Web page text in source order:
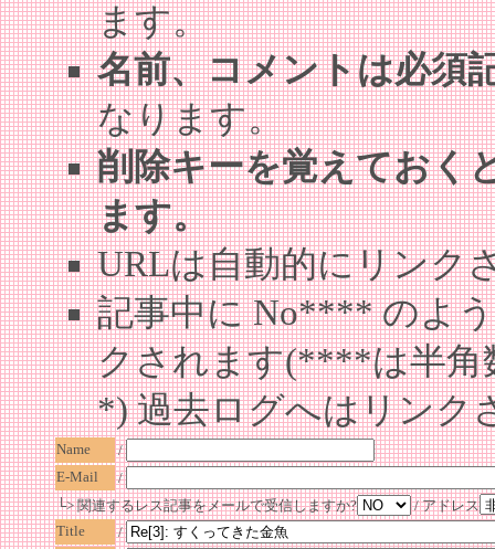
ます。
名前、コメントは必須
なります。
削除キーを覚えておく
ます。
URLは自動的にリンク
記事中に No**** のよ
クされます(****は半角
*) 過去ログへはリンク
Name
/
E-Mail
/
└> 関連するレス記事をメールで受信しますか?
/ アドレス
Title
/